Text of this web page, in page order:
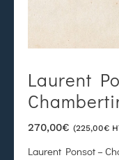
Laurent
270,00€ (225,00€
Laurent Ponsot –